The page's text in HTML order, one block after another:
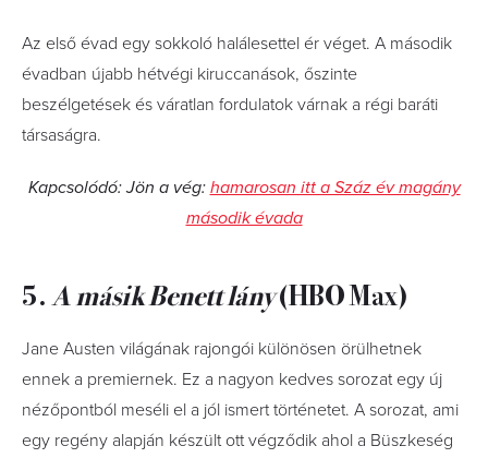
Az első évad egy sokkoló halálesettel ér véget. A második
évadban újabb hétvégi kiruccanások, őszinte
beszélgetések és váratlan fordulatok várnak a régi baráti
társaságra.
Kapcsolódó: Jön a vég: hamarosan itt a Száz év magány
második évada
5.A másik Benett lány(HBO Max)
Jane Austen világának rajongói különösen örülhetnek
ennek a premiernek. Ez a nagyon kedves sorozat egy új
nézőpontból meséli el a jól ismert történetet. A sorozat, ami
egy regény alapján készült ott végződik ahol a Büszkeség